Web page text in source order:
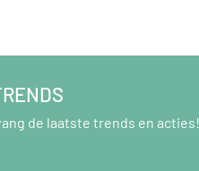
de laatste trends en acties!